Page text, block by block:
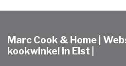
Marc Cook & Home |
kookwinkel in Elst |